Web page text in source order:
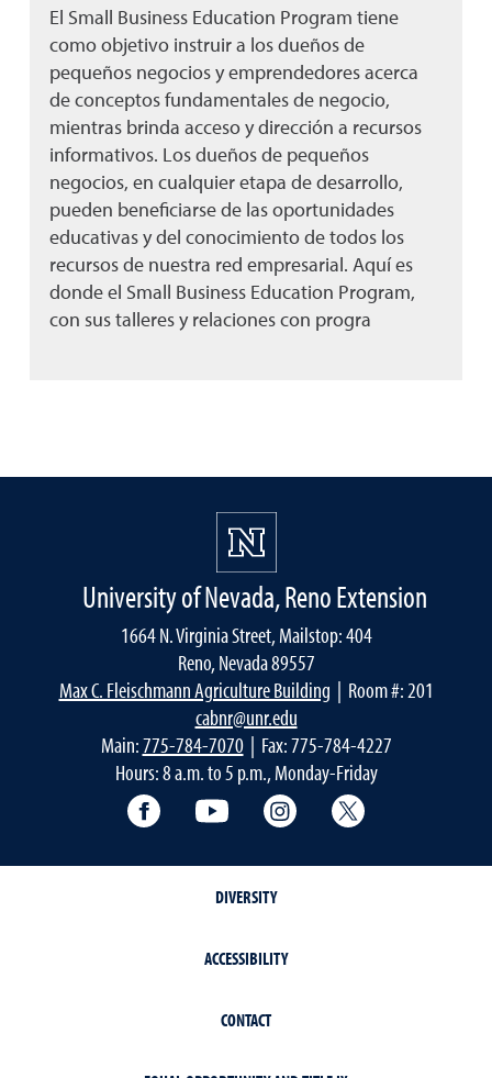
El Small Business Education Program tiene
como objetivo instruir a los dueños de
pequeños negocios y emprendedores acerca
de conceptos fundamentales de negocio,
mientras brinda acceso y dirección a recursos
informativos. Los dueños de pequeños
negocios, en cualquier etapa de desarrollo,
pueden beneficiarse de las oportunidades
educativas y del conocimiento de todos los
recursos de nuestra red empresarial. Aquí es
donde el Small Business Education Program,
con sus talleres y relaciones con progra
University of Nevada, Reno Extension
1664 N. Virginia Street, Mailstop: 404
Reno, Nevada 89557
Max C. Fleischmann Agriculture Building | Room #: 201
cabnr@unr.edu
Main:775-784-7070| Fax: 775-784-4227
Hours: 8 a.m. to 5 p.m., Monday-Friday
Facebook YouTube Instagram
DIVERSITY
ACCESSIBILITY
CONTACT